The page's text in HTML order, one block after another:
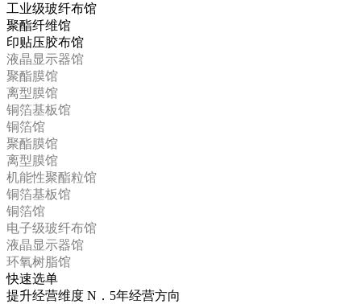
工业级玻纤布馆
聚酯纤维馆
印贴压胶布馆
液晶显示器馆
聚酯膜馆
离型膜馆
铜箔基板馆
铜箔馆
聚酯膜馆
离型膜馆
机能性聚酯粒馆
铜箔基板馆
铜箔馆
电子级玻纤布馆
液晶显示器馆
环氧树脂馆
快速选单
提升经营维度 N．5年经营方向